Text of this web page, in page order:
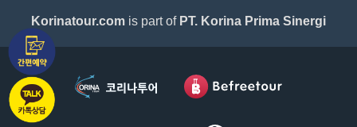
Korinatour.com is part of PT. Korina Prima Sinergi